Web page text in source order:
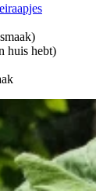
huis hebt)